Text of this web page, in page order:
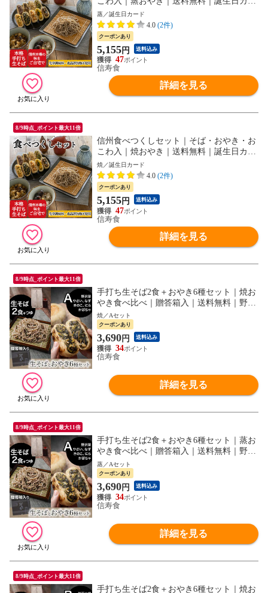
ド｜ギフト蓋
蒸／誕生日カード
4.0 (2件)
クーポンあり
5,155円 送料込み
47
信寿食
詳細を見る
8/9時点_ポイント最大11倍
信州食べつくしセット｜そば・おやき・お
こわ入｜焼おやき｜送料無料｜誕生日カー
ド｜ギフト蓋
焼／誕生日カード
4.0 (2件)
クーポンあり
5,155円 送料込み
47
信寿食
詳細を見る
8/9時点_ポイント最大11倍
手打ち生そば2食＋おやき6種セット｜焼お
やき食べ比べ｜贈答箱入｜送料無料｜野沢
菜 きのこ かぼちゃ なす やさい にら｜A
焼／Aセット
クーポンあり
3,690円 送料込み
34
信寿食
詳細を見る
8/9時点_ポイント最大11倍
手打ち生そば2食＋おやき6種セット｜蒸お
やき食べ比べ｜贈答箱入｜送料無料｜野沢
菜 きのこ かぼちゃ なす やさい にら｜A
蒸／Aセット
クーポンあり
3,690円 送料込み
34
信寿食
詳細を見る
8/9時点_ポイント最大11倍
手打ち生そば2食＋おやき6種セット｜焼お